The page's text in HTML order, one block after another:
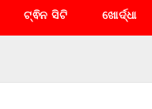
ଟ୍ଵିନ ସିଟି ଖୋର୍ଦ୍ଧା